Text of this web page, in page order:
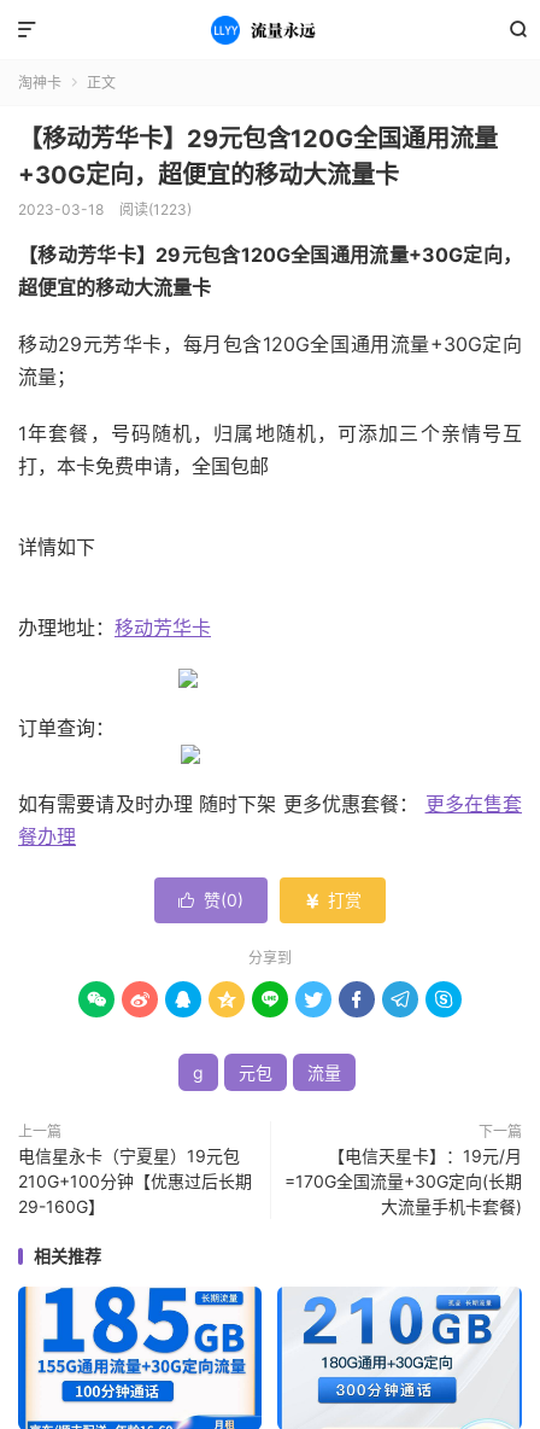


淘神卡  正文
【移动芳华卡】29元包含120G全国通用流量
+30G定向，超便宜的移动大流量卡
2023-03-18 阅读(1223)
【移动芳华卡】29元包含120G全国通用流量+30G定向，
超便宜的移动大流量卡
移动29元芳华卡，每月包含120G全国通用流量+30G定向
流量；
1年套餐，号码随机，归属地随机，可添加三个亲情号互
打，本卡免费申请，全国包邮
详情如下
办理地址： 移动芳华卡
订单查询：
如有需要请及时办理 随时下架 更多优惠套餐： 更多在售套
餐办理
 赞(0)  打赏
分享到
        
g 元包 流量
上一篇
电信星永卡（宁夏星）19元包
210G+100分钟【优惠过后长期
29-160G】
下一篇
【电信天星卡】：19元/月
=170G全国流量+30G定向(长期
大流量手机卡套餐)
相关推荐